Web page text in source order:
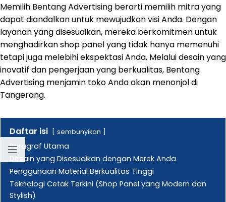
Memilih Bentang Advertising berarti memilih mitra yang
dapat diandalkan untuk mewujudkan visi Anda. Dengan
layanan yang disesuaikan, mereka berkomitmen untuk
menghadirkan shop panel yang tidak hanya memenuhi
tetapi juga melebihi ekspektasi Anda. Melalui desain yang
inovatif dan pengerjaan yang berkualitas, Bentang
Advertising menjamin toko Anda akan menonjol di
Tangerang.
Daftar isi sembunyikan
Paragraf Utama
Desain yang Disesuaikan dengan Merek Anda
Penggunaan Material Berkualitas Tinggi
Teknologi Cetak Terkini (Shop Panel yang Modern dan
Stylish)